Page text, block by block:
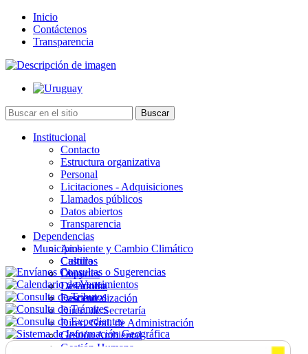
Inicio
Contáctenos
Transparencia
Institucional
Contacto
Estructura organizativa
Personal
Licitaciones - Adquisiciones
Llamados públicos
Datos abiertos
Transparencia
Dependencias
Ambiente y Cambio Climático
Cultura
Deportes
Desarrollo
Descentralización
Direc. de Secretaría
Direc. Gral. de Administración
Gestión Ambiental
Gestión Humana
Municipios
Castillos
Chuy
La Paloma
Lascano